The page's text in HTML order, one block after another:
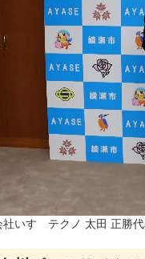
社いすゞテクノ 太田 正勝